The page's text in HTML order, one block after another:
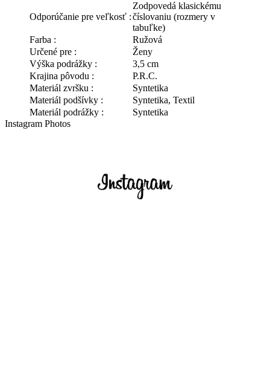
Odporúčanie pre veľkosť :
Zodpovedá klasickému
číslovaniu (rozmery v
tabuľke)
Farba :
Ružová
Určené pre :
Ženy
Výška podrážky :
3,5 cm
Krajina pôvodu :
P.R.C.
Materiál zvršku :
Syntetika
Materiál podšívky :
Syntetika, Textil
Materiál podrážky :
Syntetika
Instagram Photos